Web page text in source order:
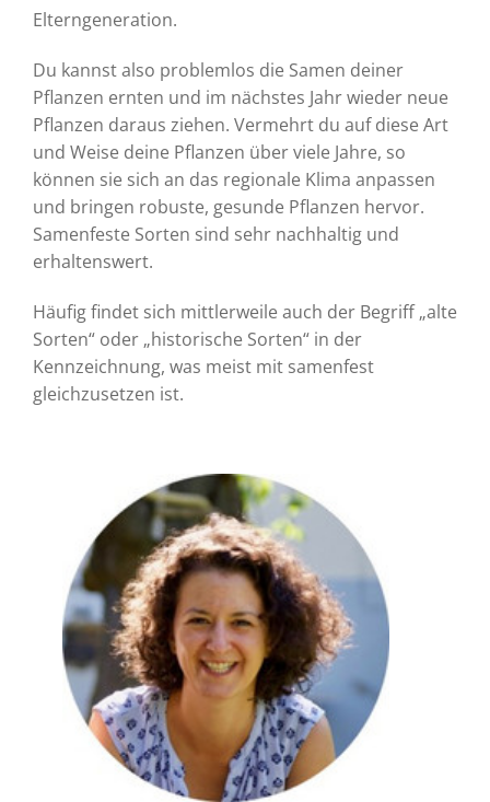
Elterngeneration.
Du kannst also problemlos die Samen deiner
Pflanzen ernten und im nächstes Jahr wieder neue
Pflanzen daraus ziehen. Vermehrt du auf diese Art
und Weise deine Pflanzen über viele Jahre, so
können sie sich an das regionale Klima anpassen
und bringen robuste, gesunde Pflanzen hervor.
Samenfeste Sorten sind sehr nachhaltig und
erhaltenswert.
Häufig findet sich mittlerweile auch der Begriff „alte
Sorten“ oder „historische Sorten“ in der
Kennzeichnung, was meist mit samenfest
gleichzusetzen ist.